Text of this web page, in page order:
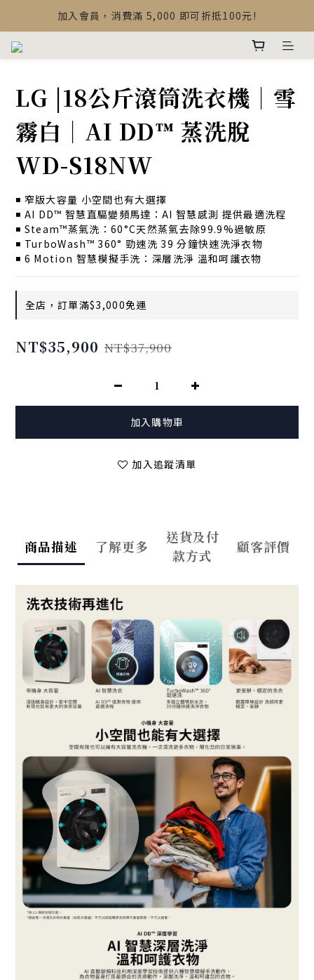
【最新公告】Devialet Mania 盒內配件調整說明
加入會員，消費滿 5,000 即可折抵100元!
【最新公告】Devialet Mania 盒內配件調整說明
LG |18公斤滾筒洗衣機｜雪
霧白｜AI DD™ 蒸洗脫
WD-S18NW
◾️ 窄版大容量 小空間也有大選擇
◾️ AI DD™ 智慧直驅變頻馬達：AI 智慧感測 提供最適洗程
◾️ Steam™蒸氣洗：60°C天然蒸氣去除99.9%過敏原
◾️ TurboWash™ 360° 勁速洗 39 分鐘快速洗淨衣物
◾️ 6 Motion 智慧模擬手洗：深層洗淨 溫和呵護衣物
全店，訂單滿$3,000免運
NT$35,900 NT$37,900
加入購物車
加入追蹤清單
商品描述 了解更多
送貨及付
款方式
顧客評價